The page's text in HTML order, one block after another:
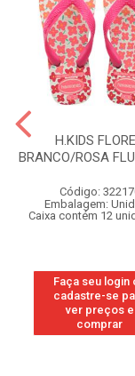
H.KIDS
BRANCO/ROSA
Código:
Embalagem:
Caixa contém 12
Faça seu login
cadastre-se
ver preços e
comprar